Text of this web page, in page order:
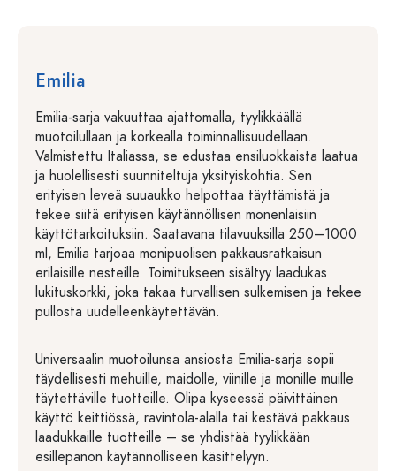
Emilia
Emilia-sarja vakuuttaa ajattomalla, tyylikkäällä
muotoilullaan ja korkealla toiminnallisuudellaan.
Valmistettu Italiassa, se edustaa ensiluokkaista laatua
ja huolellisesti suunniteltuja yksityiskohtia. Sen
erityisen leveä suuaukko helpottaa täyttämistä ja
tekee siitä erityisen käytännöllisen monenlaisiin
käyttötarkoituksiin. Saatavana tilavuuksilla 250–1000
ml, Emilia tarjoaa monipuolisen pakkausratkaisun
erilaisille nesteille. Toimitukseen sisältyy laadukas
lukituskorkki, joka takaa turvallisen sulkemisen ja tekee
pullosta uudelleenkäytettävän.
Universaalin muotoilunsa ansiosta Emilia-sarja sopii
täydellisesti mehuille, maidolle, viinille ja monille muille
täytettäville tuotteille. Olipa kyseessä päivittäinen
käyttö keittiössä, ravintola-alalla tai kestävä pakkaus
laadukkaille tuotteille – se yhdistää tyylikkään
esillepanon käytännölliseen käsittelyyn.